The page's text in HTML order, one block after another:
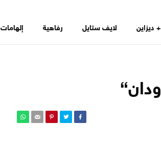
ديزاين لايف ستايل رفاهية إلهامات